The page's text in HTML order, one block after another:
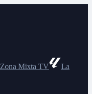
Zona Mixta TV
La